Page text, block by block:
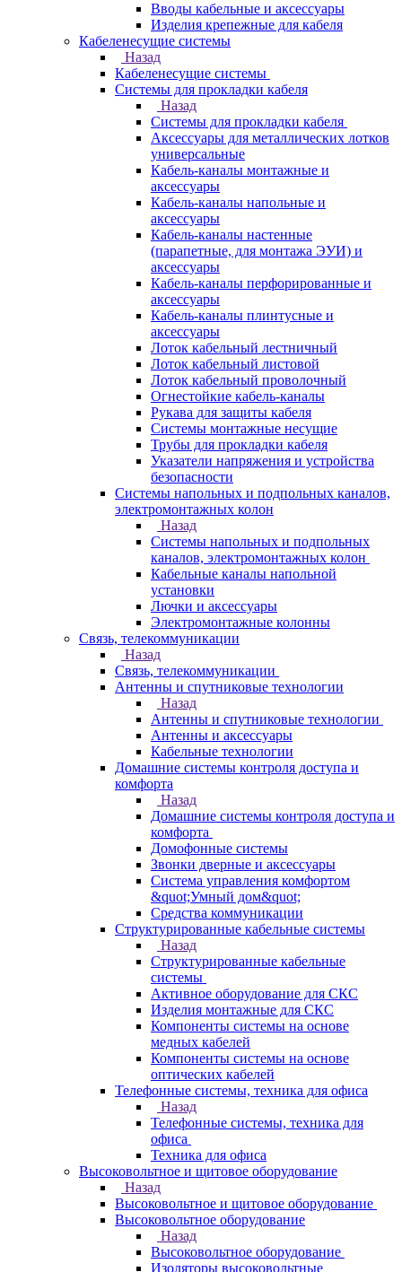
Вводы кабельные и аксессуары
Изделия крепежные для кабеля
Кабеленесущие системы
Назад
Кабеленесущие системы
Системы для прокладки кабеля
Назад
Системы для прокладки кабеля
Аксессуары для металлических лотков
универсальные
Кабель-каналы монтажные и
аксессуары
Кабель-каналы напольные и
аксессуары
Кабель-каналы настенные
(парапетные, для монтажа ЭУИ) и
аксессуары
Кабель-каналы перфорированные и
аксессуары
Кабель-каналы плинтусные и
аксессуары
Лоток кабельный лестничный
Лоток кабельный листовой
Лоток кабельный проволочный
Огнестойкие кабель-каналы
Рукава для защиты кабеля
Системы монтажные несущие
Трубы для прокладки кабеля
Указатели напряжения и устройства
безопасности
Системы напольных и подпольных каналов,
электромонтажных колон
Назад
Системы напольных и подпольных
каналов, электромонтажных колон
Кабельные каналы напольной
установки
Лючки и аксессуары
Электромонтажные колонны
Связь, телекоммуникации
Назад
Связь, телекоммуникации
Антенны и спутниковые технологии
Назад
Антенны и спутниковые технологии
Антенны и аксессуары
Кабельные технологии
Домашние системы контроля доступа и
комфорта
Назад
Домашние системы контроля доступа и
комфорта
Домофонные системы
Звонки дверные и аксессуары
Система управления комфортом
&quot;Умный дом&quot;
Средства коммуникации
Структурированные кабельные системы
Назад
Структурированные кабельные
системы
Активное оборудование для СКС
Изделия монтажные для СКС
Компоненты системы на основе
медных кабелей
Компоненты системы на основе
оптических кабелей
Телефонные системы, техника для офиса
Назад
Телефонные системы, техника для
офиса
Техника для офиса
Высоковольтное и щитовое оборудование
Назад
Высоковольтное и щитовое оборудование
Высоковольтное оборудование
Назад
Высоковольтное оборудование
Изоляторы высоковольтные